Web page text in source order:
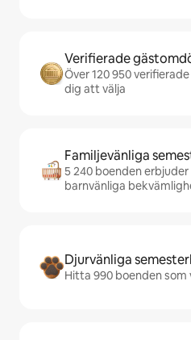
Verifierade
Över 120 950
dig att välja
Familjevänliga
5 240 boenden
barnvänliga
Djurvänliga
Hitta 990 boenden som